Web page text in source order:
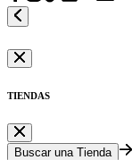
TIENDAS
Buscar una Tienda